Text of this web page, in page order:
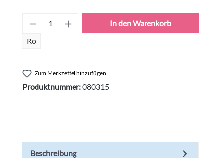
Produkt Anzahl: Gib den gewünschten
Ro
In den Warenkorb
Zum Merkzettel hinzufügen
Produktnummer:080315
Beschreibung